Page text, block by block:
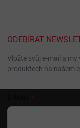
ODEBÍRAT
Vložte svůj e-mail a
produktech na našem